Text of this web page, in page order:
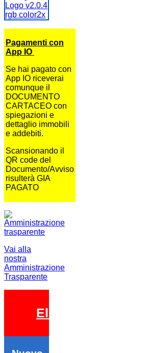
Pagamenti con
App IO
Se hai pagato con
App IO riceverai
comunque il
DOCUMENTO
CARTACEO con
spiegazioni e
dettaglio immobili
e addebiti.
Scansionando il
QR code del
Documento/Avviso
risulterà GIA
PAGATO
Vai alla
nostra
Amministrazione
Trasparente
Elezioni 2026